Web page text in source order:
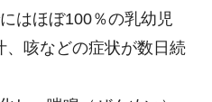
はほぼ100％の乳幼児
、咳などの症状が数日続